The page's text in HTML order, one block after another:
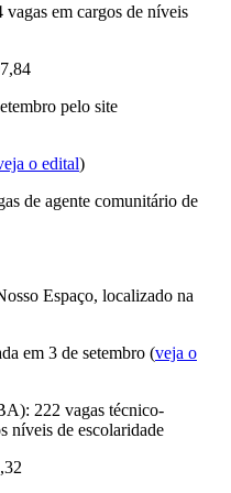
vagas em cargos de níveis
pelo site
o edital)
de agente comunitário de
Espaço, localizado na
em 3 de setembro (veja o
: 222 vagas técnico-
níveis de escolaridade